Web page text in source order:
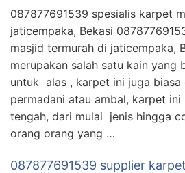
087877691539 spesialis karpet
jaticempaka, Bekasi
masjid termurah di jaticempaka,
merupakan salah satu kain yang
untuk alas , karpet ini juga biasa
permadani atau ambal, karpet
tengah, dari mulai jenis hingga
orang orang yang …
087877691539 supplier